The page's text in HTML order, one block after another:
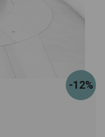
-12%